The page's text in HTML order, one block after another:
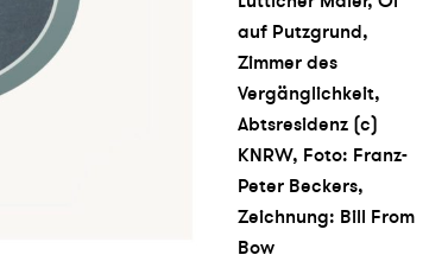
auf Putzgrund,
Zimmer des
Vergänglichkeit,
Abtsresidenz (c)
KNRW, Foto: Franz-
Peter Beckers,
Zeichnung: Bill From
Bow